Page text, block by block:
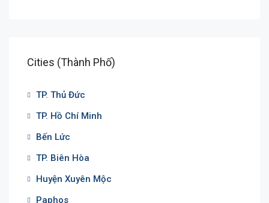
Cities (Thành Phố)
TP. Thủ Đức
TP. Hồ Chí Minh
Bến Lức
TP. Biên Hòa
Huyện Xuyên Mộc
Paphos